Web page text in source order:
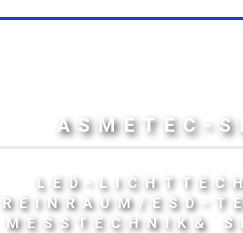
ASMETEC-
LED-
REINRAUM/ESD-
MESSTECHNIK&